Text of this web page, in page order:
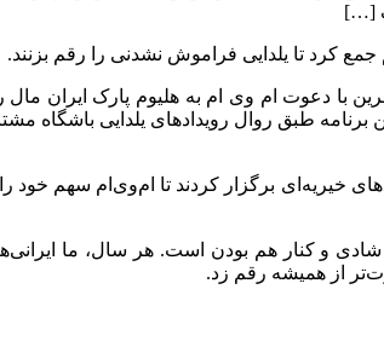
کرد تا یلدایی فراموش نشدنی را رقم بزنند.
بیش از 150 کودک تحت پوشش خیریه مهرآفرین با دعوت ام‌ وی‌
برنامه طبق روال رویدادهای یلدایی باشگاه
رویدادهای خیریه‌ای برگزار کردند تا ام‌وی‌ام
شادی و کنار هم بودن است. هر سال، ما
از همیشه رقم زد.